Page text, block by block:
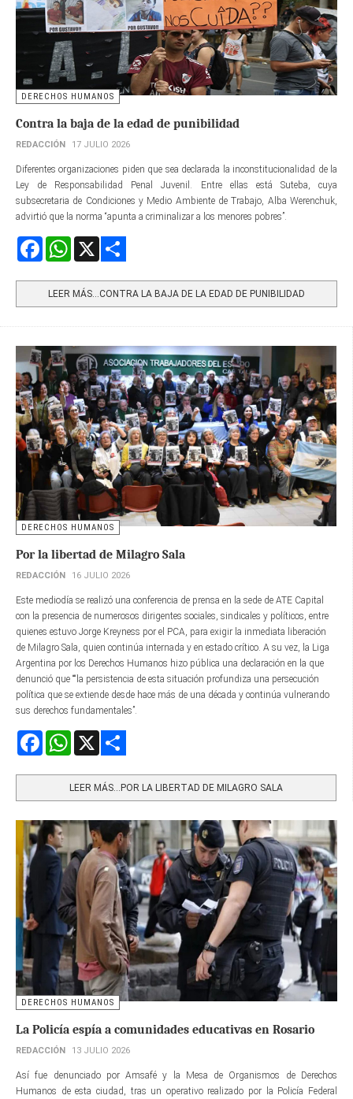
DERECHOS HUMANOS
Contra la baja de la edad de punibilidad
REDACCIÓN 17 JULIO 2026
Diferentes organizaciones piden que sea declarada la inconstitucionalidad de la
Ley de Responsabilidad Penal Juvenil. Entre ellas está Suteba, cuya
subsecretaria de Condiciones y Medio Ambiente de Trabajo, Alba Werenchuk,
advirtió que la norma “apunta a criminalizar a los menores pobres”.
FacebookWhatsApp
LEER MÁS…CONTRA LA BAJA DE LA EDAD DE PUNIBILIDAD
DERECHOS HUMANOS
Por la libertad de Milagro Sala
REDACCIÓN 16 JULIO 2026
Este mediodía se realizó una conferencia de prensa en la sede de ATE Capital
con la presencia de numerosos dirigentes sociales, sindicales y políticos, entre
quienes estuvo Jorge Kreyness por el PCA, para exigir la inmediata liberación
de Milagro Sala, quien continúa internada y en estado crítico. A su vez, la Liga
Argentina por los Derechos Humanos hizo pública una declaración en la que
denunció que ““la persistencia de esta situación profundiza una persecución
política que se extiende desde hace más de una década y continúa vulnerando
sus derechos fundamentales”.
FacebookWhatsApp
LEER MÁS…POR LA LIBERTAD DE MILAGRO SALA
DERECHOS HUMANOS
La Policía espía a comunidades educativas en Rosario
REDACCIÓN 13 JULIO 2026
Así fue denunciado por Amsafé y la Mesa de Organismos de Derechos
Humanos de esta ciudad, tras un operativo realizado por la Policía Federal